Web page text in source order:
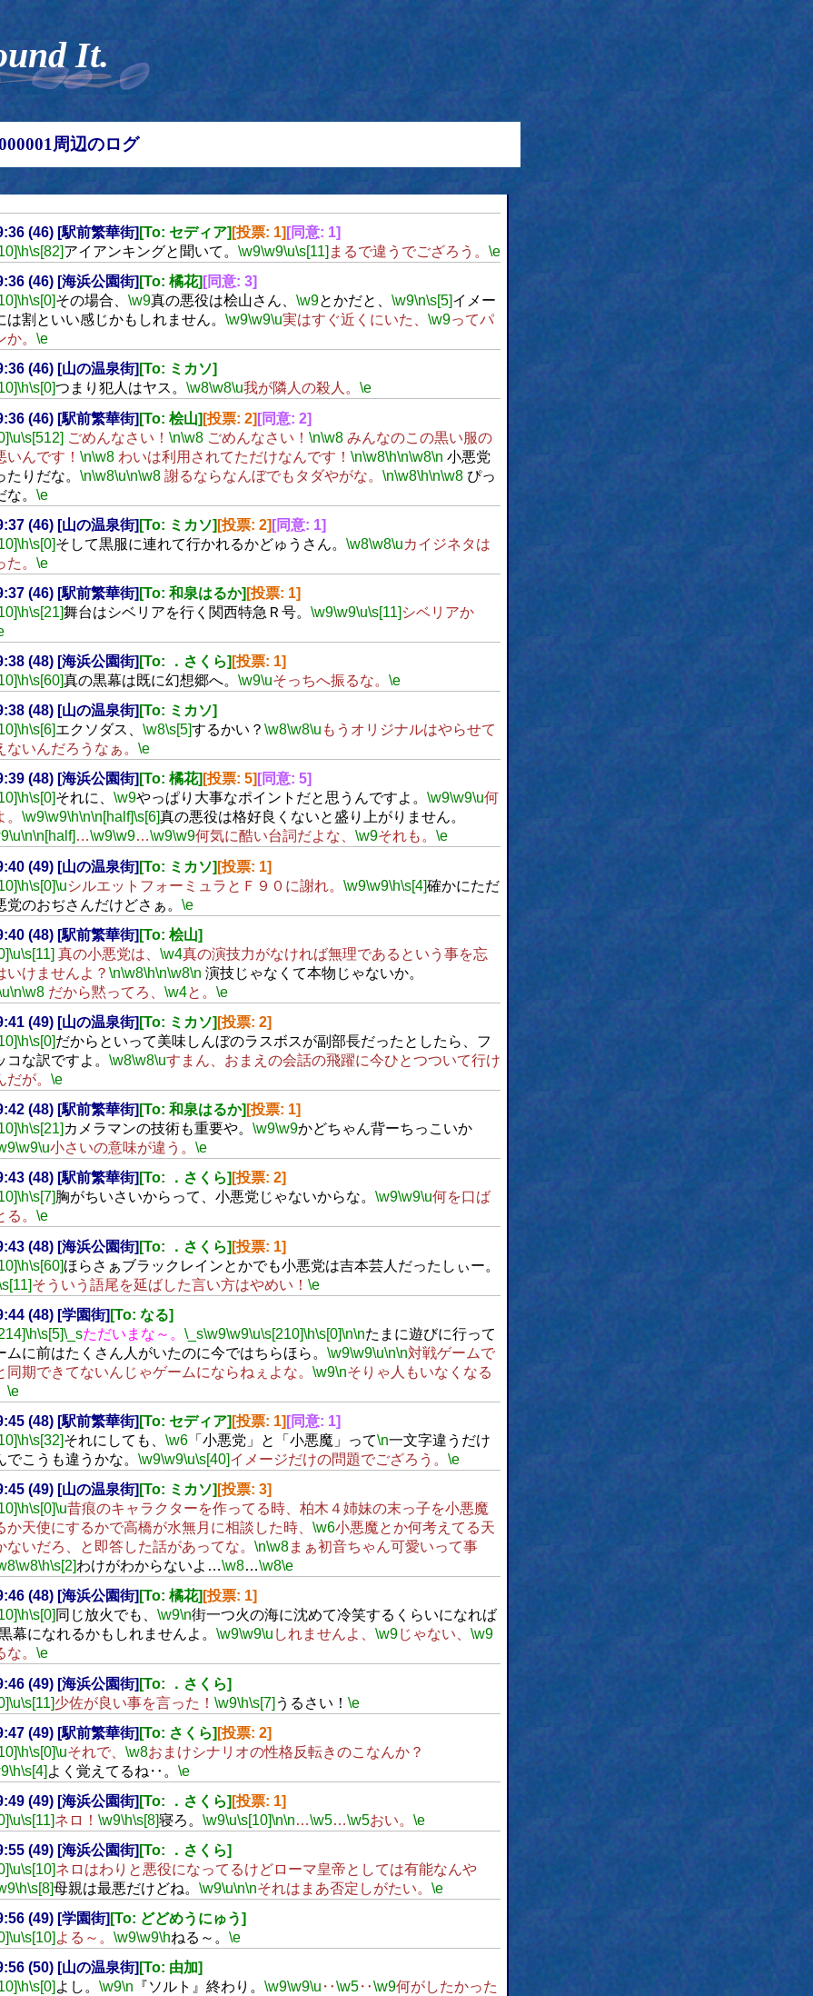
It.
周辺のログ
(46) [駅前繁華街] [To: セディア] [投票: 1] [同意: 1]
\h\s[82]アイアンキングと聞いて。 \w9\w9\u\s[11] まるで違うでござろう。 \e
(46) [海浜公園街] [To: 橘花] [同意: 3]
\h\s[0]その場合、 \w9真の悪役は桧山さん、 \w9とかだと、 \w9\n\s[5]イメー
は割といい感じかもしれません。 \w9\w9\u実はすぐ近くにいた、 \w9ってパ
か。 \e
(46) [山の温泉街] [To: ミカソ]
\h\s[0]つまり犯人はヤス。 \w8\w8\u我が隣人の殺人。 \e
(46) [駅前繁華街] [To: 桧山] [投票: 2] [同意: 2]
\u\s[512] ごめんなさい！ \n\w8ごめんなさい！ \n\w8みんなのこの黒い服の
いんです！ \n\w8わいは利用されてただけなんです！ \n\w8\h\n\w8\n 小悪党
たりだな。 \n\w8\u\n\w8謝るならなんぼでもタダやがな。 \n\w8\h\n\w8ぴっ
。 \e
(46) [山の温泉街] [To: ミカソ] [投票: 2] [同意: 1]
\h\s[0]そして黒服に連れて行かれるかどゅうさん。 \w8\w8\uカイジネタは
。 \e
(46) [駅前繁華街] [To: 和泉はるか] [投票: 1]
\h\s[21]舞台はシベリアを行く関西特急Ｒ号。 \w9\w9\u\s[11] シベリアか
(48) [海浜公園街] [To: ．さくら] [投票: 1]
\h\s[60]真の黒幕は既に幻想郷へ。 \w9\uそっちへ振るな。 \e
(48) [山の温泉街] [To: ミカソ]
\h\s[6]エクソダス、 \w8\s[5]するかい？ \w8\w8\u もうオリジナルはやらせて
ないんだろうなぁ。 \e
(48) [海浜公園街] [To: 橘花] [投票: 5] [同意: 5]
\h\s[0] それに、 \w9やっぱり大事なポイントだと思うんですよ。 \w9\w9\u何
\w9\w9\h\n\n[half]\s[6] 真の悪役は格好良くないと盛り上がりません。
\u\n\n[half] …\w9\w9…\w9\w9何気に酷い台詞だよな、 \w9それも。 \e
(49) [山の温泉街] [To: ミカソ] [投票: 1]
\h\s[0]\uシルエットフォーミュラとＦ９０に謝れ。 \w9\w9\h\s[4]確かにただ
党のおぢさんだけどさぁ。 \e
(48) [駅前繁華街] [To: 桧山]
\u\s[11] 真の小悪党は、 \w4真の演技力がなければ無理であるという事を忘
いけませんよ？ \n\w8\h\n\w8\n 演技じゃなくて本物じゃないか。
\n\w8だから黙ってろ、 \w4と。 \e
(49) [山の温泉街] [To: ミカソ] [投票: 2]
\h\s[0]だからといって美味しんぼのラスボスが副部長だったとしたら、フ
コな訳ですよ。 \w8\w8\uすまん、おまえの会話の飛躍に今ひとつついて行け
だが。 \e
(48) [駅前繁華街] [To: 和泉はるか] [投票: 1]
\h\s[21] カメラマンの技術も重要や。 \w9\w9かどちゃん背ーちっこいか
\w9\u小さいの意味が違う。 \e
(48) [駅前繁華街] [To: ．さくら] [投票: 2]
\h\s[7]胸がちいさいからって、小悪党じゃないからな。 \w9\w9\u何を口ば
る。 \e
(48) [海浜公園街] [To: ．さくら] [投票: 1]
\h\s[60]ほらさぁブラックレインとかでも小悪党は吉本芸人だったしぃー。
そういう語尾を延ばした言い方はやめい！ \e
(48) [学園街] [To: なる]
\h\s[5]\_sただいまな～。 \_s\w9\w9\u\s[210]\h\s[0]\n\nたまに遊びに行って
ムに前はたくさん人がいたのに今ではちらほら。 \w9\w9\u\n\n対戦ゲームで
同期できてないんじゃゲームにならねぇよな。 \w9\nそりゃ人もいなくなる
\e
(48) [駅前繁華街] [To: セディア] [投票: 1] [同意: 1]
\h\s[32]それにしても、 \w6「小悪党」と「小悪魔」って\n一文字違うだけ
でこうも違うかな。 \w9\w9\u\s[40]イメージだけの問題でござろう。 \e
(49) [山の温泉街] [To: ミカソ] [投票: 3]
\h\s[0]\u昔痕のキャラクターを作ってる時、柏木４姉妹の末っ子を小悪魔
か天使にするかで高橋が水無月に相談した時、 \w6小悪魔とか何考えてる天
ないだろ、と即答した話があってな。 \n\w8まぁ初音ちゃん可愛いって事
\w8\h\s[2]わけがわからないよ…\w8…\w8\e
(48) [海浜公園街] [To: 橘花] [投票: 1]
\h\s[0] 同じ放火でも、 \w9\n街一つ火の海に沈めて冷笑するくらいになれば
幕になれるかもしれませんよ。 \w9\w9\u しれませんよ、 \w9じゃない、 \w9
。 \e
(49) [海浜公園街] [To: ．さくら]
\u\s[11]少佐が良い事を言った！ \w9\h\s[7] うるさい！ \e
(49) [駅前繁華街] [To: さくら] [投票: 2]
\h\s[0]\uそれで、 \w8おまけシナリオの性格反転きのこなんか？
\h\s[4] よく覚えてるね‥。 \e
(49) [海浜公園街] [To: ．さくら] [投票: 1]
\u\s[11]ネロ！ \w9\h\s[8]寝ろ。 \w9\u\s[10]\n\n…\w5…\w5おい。 \e
(49) [海浜公園街] [To: ．さくら]
\u\s[10]ネロはわりと悪役になってるけどローマ皇帝としては有能なんや
\h\s[8]母親は最悪だけどね。 \w9\u\n\nそれはまあ否定しがたい。 \e
(49) [学園街] [To: どどめうにゅう]
\u\s[10] よる～。 \w9\w9\hねる～。 \e
(50) [山の温泉街] [To: 由加]
\h\s[0] よし。 \w9\n 『ソルト』終わり。 \w9\w9\u ‥\w5‥\w9何がしたかった